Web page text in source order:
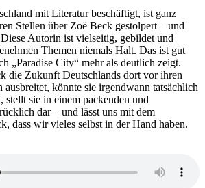
Deine
Seele
ist
der
Tatort
mit Literatur beschäftigt, ist ganz
Stellen über Zoë Beck gestolpert – und
Autorin ist vielseitig, gebildet und
Themen niemals Halt. Das ist gut
„Paradise City“ mehr als deutlich zeigt.
die Zukunft Deutschlands dort vor ihren
ausbreitet, könnte sie irgendwann tatsächlich
stellt sie in einem packenden und
dar – und lässt uns mit dem
dass wir vieles selbst in der Hand haben.